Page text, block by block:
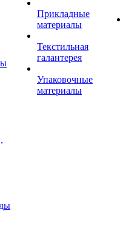
Прикладные
материалы
Текстильная
галантерея
Упаковочные
материалы